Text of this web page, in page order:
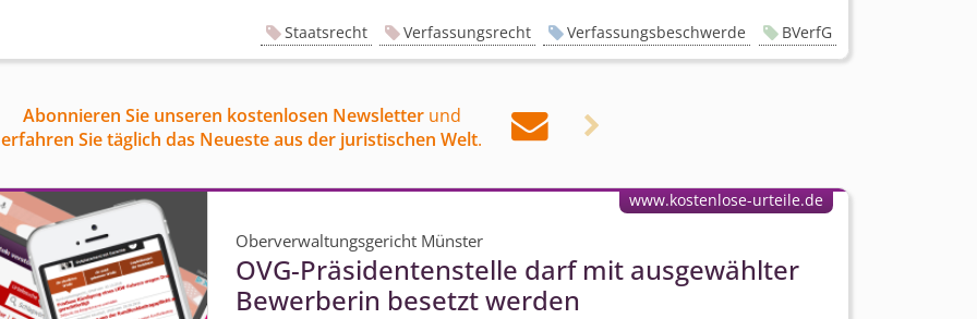
Staatsrecht Verfassungsrecht Verfassungsbeschwerde BVerfG
Abonnieren Sie unseren kostenlosen Newsletterund
erfahren Sie täglich das Neueste aus der juristischen Welt.  
Oberverwaltungsgericht Münster
OVG-Präsidentenstelle darf mit ausgewählter
Bewerberin besetzt werden
www.kostenlose-urteile.de